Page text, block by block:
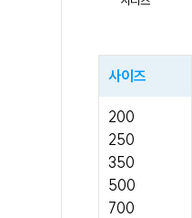
사이즈
200
250
350
500
700